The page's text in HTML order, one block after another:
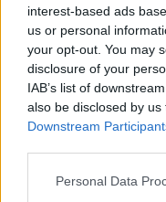
interest-based ads
us or personal
your opt-out. You may
disclosure of your
IAB’s list of
also be disclosed by
Downstream
Please note that this
Personal Data